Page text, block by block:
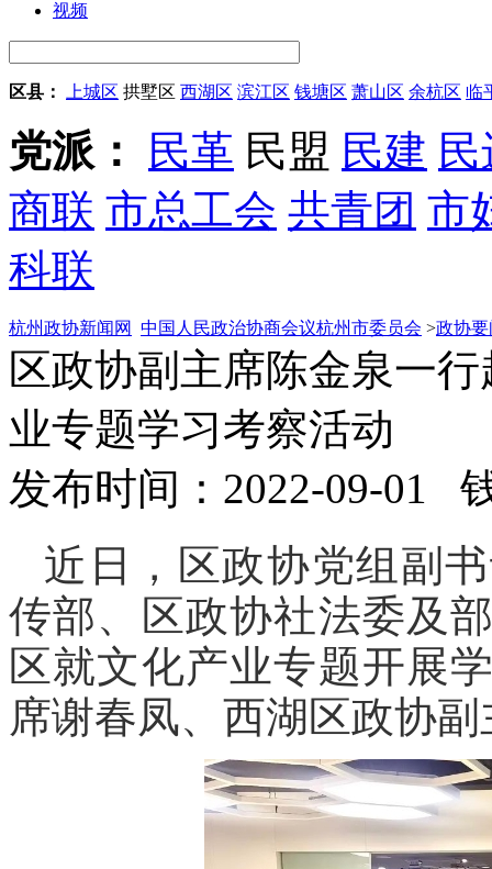
视频
区县： 上城区 拱墅区 西湖区 滨江区 钱塘区 萧山区 余杭区 临
党派： 民革 民盟 民建
商联 市总工会 共青团 市
科联
杭州政协新闻网 中国人民政治协商会议杭州市委员会 >政协要
区政协副主席陈金泉一
业专题学习考察活动
发布时间：2022-09-01
近日，区政协党组副
传部、区政协社法委及
区就文化产业专题开展
席谢春凤、西湖区政协